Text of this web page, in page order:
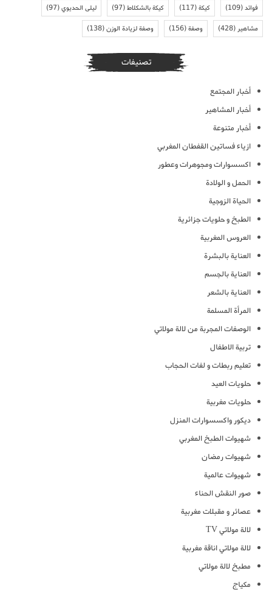
فوائد(109) كيكة(117) كيكة بالشكلاط(97) ليلى الحديوي(97)
مشاهير(428) وصفة(156) وصفة لزيادة الوزن(138)
تصنيفات
أخبار المجتمع
أخبار المشاهير
أخبار متنوعة
ازياء فساتين القفطان المغربي
اكسسوارات ومجوهرات وعطور
الحمل و الولادة
الحياة الزوجية
الطبخ و حلويات جزائرية
العروس المغربية
العناية بالبشرة
العناية بالجسم
العناية بالشعر
المرأة المسلمة
الوصفات المجربة من لالة مولاتي
تربية الاطفال
تعليم ربطات و لفات الحجاب
حلويات العيد
حلويات مغربية
ديكور واكسسوارات المنزل
شهيوات الطبخ المغربي
شهيوات رمضان
شهيوات عالمية
صور النقش الحناء
عصائر و مقبلات مغربية
لالة مولاتي TV
لالة مولاتي اناقة مغربية
مطبخ لالة مولاتي
مكياج